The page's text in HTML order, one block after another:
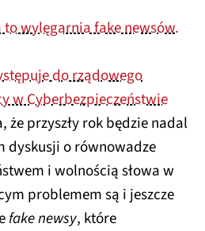
wylęgarnia fake newsów.
do rządowego
w Cyberbezpieczeństwie
że przyszły rok będzie nadal
dyskusji o równowadze
i wolnością słowa w
problemem są i jeszcze
fake newsy, które